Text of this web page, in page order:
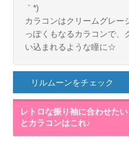
｀*)
カラコンはクリームグレー
っぽくもなるカラコンで、
い込まれるような瞳に☆
リルムーンをチェック
レトロな振り袖に合わせた
とカラコンはこれ♪